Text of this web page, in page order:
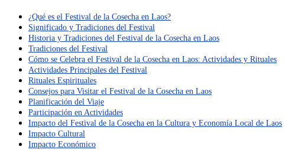
¿Qué es el Festival de la Cosecha en Laos?
Significado y Tradiciones del Festival
Historia y Tradiciones del Festival de la Cosecha en Laos
Tradiciones del Festival
Cómo se Celebra el Festival de la Cosecha en Laos: Actividades y Rituales
Actividades Principales del Festival
Rituales Espirituales
Consejos para Visitar el Festival de la Cosecha en Laos
Planificación del Viaje
Participación en Actividades
Impacto del Festival de la Cosecha en la Cultura y Economía Local de Laos
Impacto Cultural
Impacto Económico